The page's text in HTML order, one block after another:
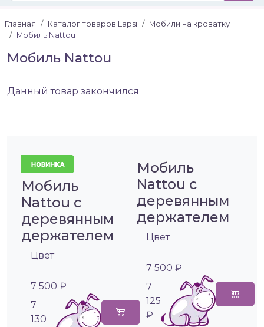
Главная Каталог товаров Lapsi
Мобили на кроватку
Мобиль Nattou
Мобиль Nattou
Данный товар закончился
Мобиль
Nattou с
деревянным
держателем
Цвет
7 500 ₽
7
130
Мобиль
Nattou с
деревянным
держателем
Цвет
7 500 ₽
7
125
₽